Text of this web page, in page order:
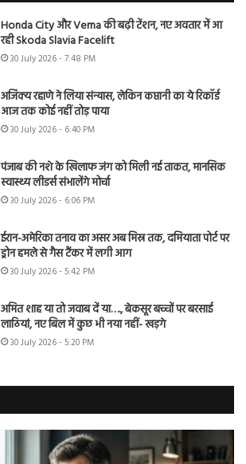
Honda City और Verna की बढ़ी टेंशन, नए अवतार में आ
रही Skoda Slavia Facelift
30 July 2026 - 7:48 PM
अजिंक्य रहाणे ने लिया संन्यास, लेकिन कप्तानी का ये रिकॉर्ड
आज तक कोई नहीं तोड़ पाया
30 July 2026 - 6:40 PM
पंजाब की नशे के खिलाफ जंग को मिली नई ताकत, मानसिक
स्वास्थ्य लीडर्स संभालेंगे मोर्चा
30 July 2026 - 6:06 PM
ईरान-अमेरिका तनाव का असर अब मिस्र तक, दमियाता पोर्ट पर
ड्रोन हमले से गैस टैंकर में लगी आग
30 July 2026 - 5:42 PM
अमित शाह या तो जवाब दें या…., बेकसूर बच्चों पर बरसाई
लाठियां, नए बिल में कुछ भी नया नहीं- खड़गे
30 July 2026 - 5:20 PM